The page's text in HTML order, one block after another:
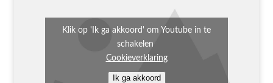
Klik op 'Ik ga akkoord' om Youtube in te
schakelen
Cookieverklaring
Ik ga akkoord